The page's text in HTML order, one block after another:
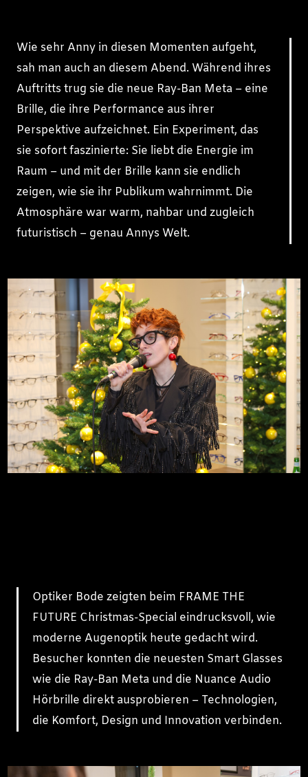
Wie sehr Anny in diesen Momenten aufgeht,
sah man auch an diesem Abend. Während ihres
Auftritts trug sie die neue Ray-Ban Meta – eine
Brille, die ihre Performance aus ihrer
Perspektive aufzeichnet. Ein Experiment, das
sie sofort faszinierte: Sie liebt die Energie im
Raum – und mit der Brille kann sie endlich
zeigen, wie sie ihr Publikum wahrnimmt. Die
Atmosphäre war warm, nahbar und zugleich
futuristisch – genau Annys Welt.
Optiker Bode zeigten beim FRAME THE
FUTURE Christmas-Special eindrucksvoll, wie
moderne Augenoptik heute gedacht wird.
Besucher konnten die neuesten Smart Glasses
wie die Ray-Ban Meta und die Nuance Audio
Hörbrille direkt ausprobieren – Technologien,
die Komfort, Design und Innovation verbinden.